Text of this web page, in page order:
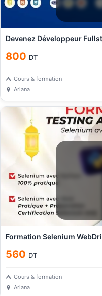
Devenez Développeur
800 DT
Cours & formation
Ariana
Formation Selenium
560 DT
Cours & formation
Ariana